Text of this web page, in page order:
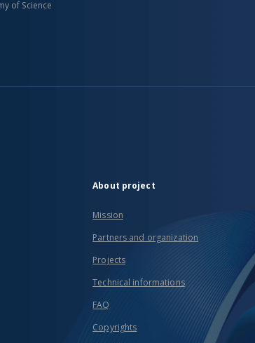
of Science
About project
Mission
Partners and organization
Projects
Technical informations
FAQ
Copyrights